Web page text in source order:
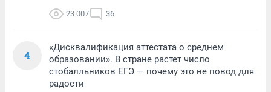
23 007 36
4
«Дисквалификация аттестата о среднем
образовании». В стране растет число
стобалльников ЕГЭ — почему это не повод для
радости